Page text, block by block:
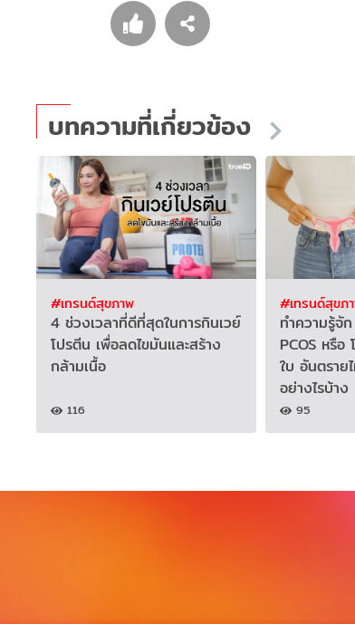
บทความที่เกี่ยวข้อง
#เทรนด์สุขภาพ
4 ช่วงเวลาที่ดีที่สุดในการกินเวย์
โปรตีน เพื่อลดไขมันและสร้าง
กล้ามเนื้อ
116
#เทรนด์สุขภ
ทำความรู้จั
PCOS หรือ
ใบ อันตราย
อย่างไรบ้าง
95